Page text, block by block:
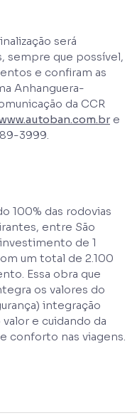
será
sempre que possível,
e confiram as
Anhanguera-
da CCR
e
3999.
100% das rodovias
entre São
de 1
um total de 2.100
Essa obra que
os valores do
integração
e cuidando da
conforto nas viagens.